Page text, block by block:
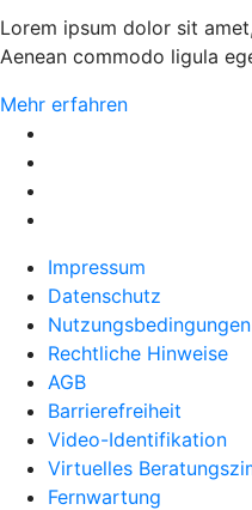
Lorem ipsum dolor sit
Aenean commodo ligula
Mehr erfahren
Impressum
Datenschutz
Nutzungsbedingungen
Rechtliche Hinweise
AGB
Barrierefreiheit
Video-Identifikation
Virtuelles
Fernwartung